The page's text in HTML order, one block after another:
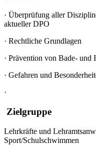
· Überprüfung aller
aktueller DPO
· Rechtliche Grundlagen
· Prävention von Bade- und
· Gefahren und
·
Zielgruppe
Lehrkräfte und
Sport/Schulschwimmen